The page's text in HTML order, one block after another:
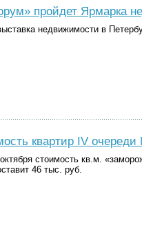
пройдет Ярмарка
недвижимости в
квартир IV
стоимость кв.м.
46 тыс. руб.